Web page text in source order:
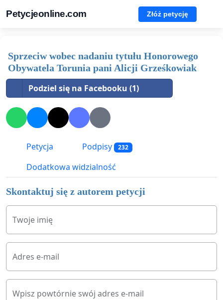
Petycjeonline.com Złóż petycję
Sprzeciw wobec nadaniu tytułu Honorowego
Obywatela Torunia pani Alicji Grześkowiak
Podziel się na Facebooku (1)
Petycja Podpisy 232
Dodatkowa widzialność
Skontaktuj się z autorem petycji
Twoje imię
Adres e-mail
Wpisz powtórnie swój adres e-mail